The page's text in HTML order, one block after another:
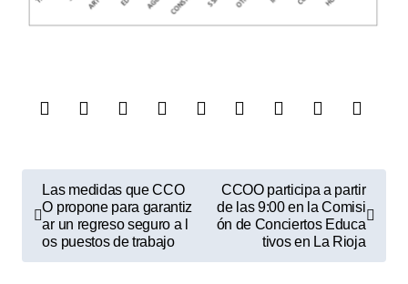
a
Las medidas que CCO
O propone para garantiz
ar un regreso seguro a l
os puestos de trabajo
CCOO participa a partir
de las 9:00 en la Comisi
ón de Conciertos Educa
tivos en La Rioja